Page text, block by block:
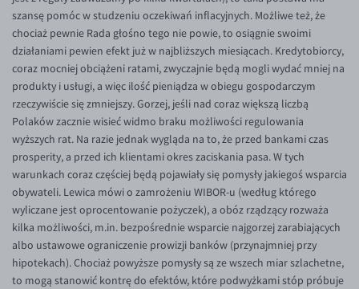
TRY/PLN
ZAR/PLN
EUR/USD
EUR/GBP
EUR/CHF
EUR/CZK
EUR/DKK
EUR/NOK
EUR/SEK
EUR/AUD
EUR/BGN
szansę pomóc w studzeniu oczekiwań inflacyjnych. Możliwe też, że
chociaż pewnie Rada głośno tego nie powie, to osiągnie swoimi
działaniami pewien efekt już w najbliższych miesiącach. Kredytobiorcy,
coraz mocniej obciążeni ratami, zwyczajnie będą mogli wydać mniej na
produkty i usługi, a więc ilość pieniądza w obiegu gospodarczym
rzeczywiście się zmniejszy. Gorzej, jeśli nad coraz większą liczbą
Polaków zacznie wisieć widmo braku możliwości regulowania
wyższych rat. Na razie jednak wygląda na to, że przed bankami czas
prosperity, a przed ich klientami okres zaciskania pasa. W tych
warunkach coraz częściej będą pojawiały się pomysły jakiegoś wsparcia
obywateli. Lewica mówi o zamrożeniu WIBOR-u (według którego
wyliczane jest oprocentowanie pożyczek), a obóz rządzący rozważa
kilka możliwości, m.in. bezpośrednie wsparcie najgorzej zarabiających
albo ustawowe ograniczenie prowizji banków (przynajmniej przy
hipotekach). Chociaż powyższe pomysły są ze wszech miar szlachetne,
to mogą stanowić kontrę do efektów, które podwyżkami stóp próbuje